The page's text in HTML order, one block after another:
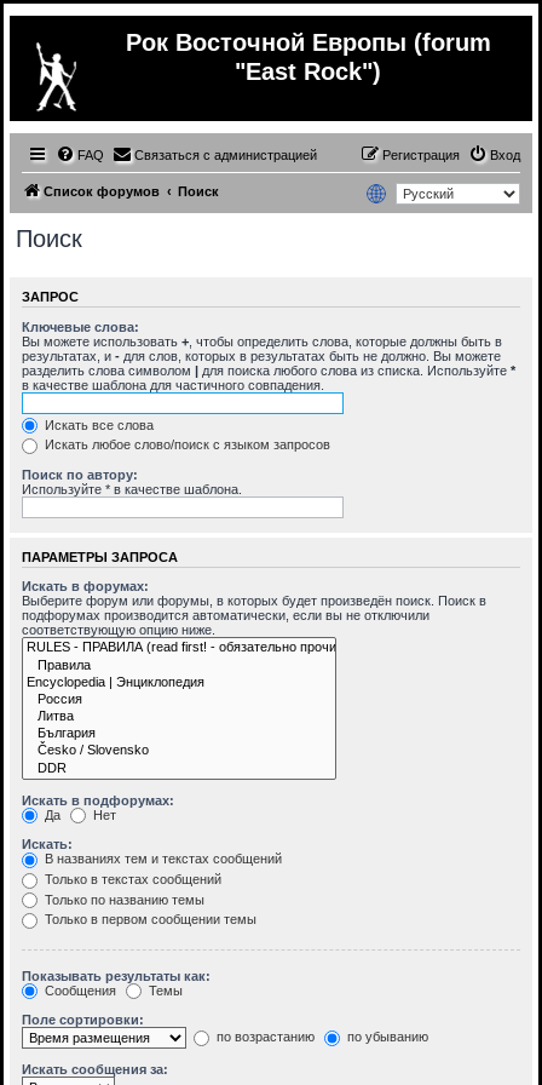
Рок Восточной Европы (forum
"East Rock")
FAQ Связаться с администрацией Вход
Регистрация
Список форумов Поиск
Поиск
ЗАПРОС
Ключевые слова:
Вы можете использовать + , чтобы определить слова, которые должны быть в
результатах, и - для слов, которых в результатах быть не должно. Вы можете
разделить слова символом | для поиска любого слова из списка. Используйте *
в качестве шаблона для частичного совпадения.
Искать все слова
Искать любое слово/поиск с языком запросов
Поиск по автору:
Используйте * в качестве шаблона.
ПАРАМЕТРЫ ЗАПРОСА
Искать в форумах:
Выберите форум или форумы, в которых будет произведён поиск. Поиск в
подфорумах производится автоматически, если вы не отключили
соответствующую опцию ниже.
Искать в подфорумах:
Да
Нет
Искать:
В названиях тем и текстах сообщений
Только в текстах сообщений
Только по названию темы
Только в первом сообщении темы
Показывать результаты как:
Сообщения
Темы
Поле сортировки:
по возрастанию
по убыванию
Искать сообщения за: